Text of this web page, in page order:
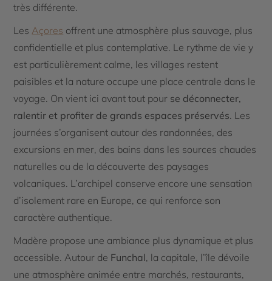
très différente.
Les Açores offrent une atmosphère plus sauvage, plus
confidentielle et plus contemplative. Le rythme de vie y
est particulièrement calme, les villages restent
paisibles et la nature occupe une place centrale dans le
voyage. On vient ici avant tout pour se déconnecter,
ralentir et profiter de grands espaces préservés. Les
journées s’organisent autour des randonnées, des
excursions en mer, des bains dans les sources chaudes
naturelles ou de la découverte des paysages
volcaniques. L’archipel conserve encore une sensation
d’isolement rare en Europe, ce qui renforce son
caractère authentique.
Madère propose une ambiance plus dynamique et plus
accessible. Autour de Funchal, la capitale, l’île dévoile
une atmosphère animée entre marchés, restaurants,